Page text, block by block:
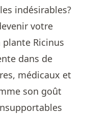
indésirables?
votre
Ricinus
dans de
médicaux et
son goût